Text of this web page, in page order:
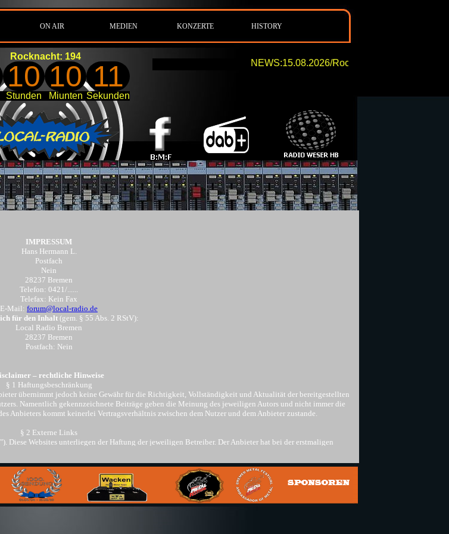
Rocknacht: 194
10 10 10
Stunden Miunten Sekunden
NEWS:15.08.2026/Rocknight 194 von 20:00
ON AIR MEDIEN KONZERTE HISTORY
IMPRESSUM
Hans Hermann L.
Postfach
Nein
28237 Bremen
Telefon: 0421/......
Telefax: Kein Fax
E-Mail: forum@local-radio.de
für den Inhalt(gem. § 55 Abs. 2 RStV):
Local Radio Bremen
28237 Bremen
Postfach: Nein
– rechtliche Hinweise
§ 1 Haftungsbeschränkung
übernimmt jedoch keine Gewähr für die Richtigkeit, Vollständigkeit und Aktualität der bereitgestellten
Namentlich gekennzeichnete Beiträge geben die Meinung des jeweiligen Autors und nicht immer die
Anbieters kommt keinerlei Vertragsverhältnis zwischen dem Nutzer und dem Anbieter zustande.
§ 2 Externe Links
Diese Websites unterliegen der Haftung der jeweiligen Betreiber. Der Anbieter hat bei der erstmaligen
verknüpften Seiten. Das Setzen von externen Links bedeutet nicht, dass sich der Anbieter die hinter dem
der externen Links ist für den Anbieter ohne konkrete Hinweise auf Rechtsverstöße nicht zumutbar. Bei
jedoch derartige externe Links unverzüglich gelöscht.
und Leistungsschutzrechte
und Leistungsschutzrecht. Jede vom deutschen Urheber- und Leistungsschutzrecht nicht zugelassene